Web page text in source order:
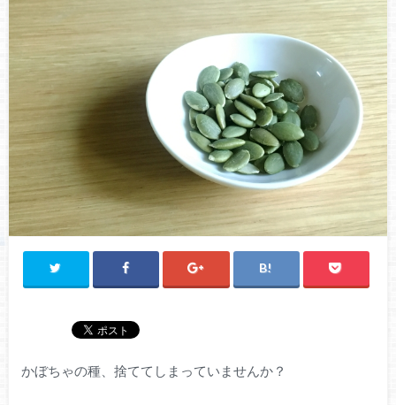
かぼちゃの種、捨ててしまっていませんか？